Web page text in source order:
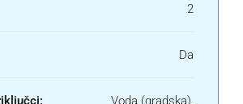
2
Da
Voda (gradska),